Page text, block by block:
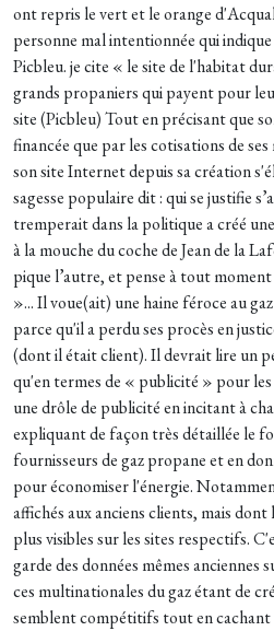
ont repris le vert et le orange
personne mal intentionnée qui
Picbleu. je cite « le site de l'habitat
grands propaniers qui payent pour
site (Picbleu) Tout en précisant que
financée que par les cotisations de ses
son site Internet depuis sa création
sagesse populaire dit : qui se justifie
tremperait dans la politique a créé
à la mouche du coche de Jean de la
pique l’autre, et pense à tout
»... Il voue(ait) une haine féroce au
parce qu'il a perdu ses procès en
(dont il était client). Il devrait lire un
qu'en termes de « publicité » pour
une drôle de publicité en incitant à
expliquant de façon très détaillée le
fournisseurs de gaz propane et en
pour économiser l'énergie.
affichés aux anciens clients, mais dont
plus visibles sur les sites respectifs.
garde des données mêmes anciennes
ces multinationales du gaz étant de
semblent compétitifs tout en